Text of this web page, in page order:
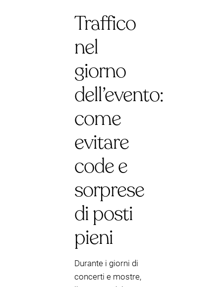
Traffico
nel
giorno
dell’evento:
come
evitare
code e
sorprese
di posti
pieni
Durante i giorni di
concerti e mostre,